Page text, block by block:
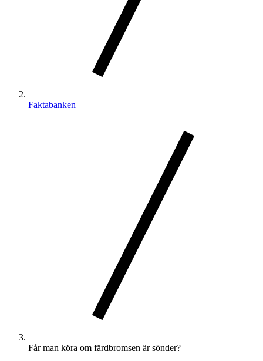
Faktabanken
Får man köra om färdbromsen är sönder?